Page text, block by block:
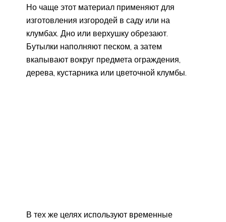
Но чаще этот материал применяют для
изготовления изгородей в саду или на
клумбах. Дно или верхушку обрезают.
Бутылки наполняют песком, а затем
вкапывают вокруг предмета ограждения,
дерева, кустарника или цветочной клумбы.
В тех же целях используют временные